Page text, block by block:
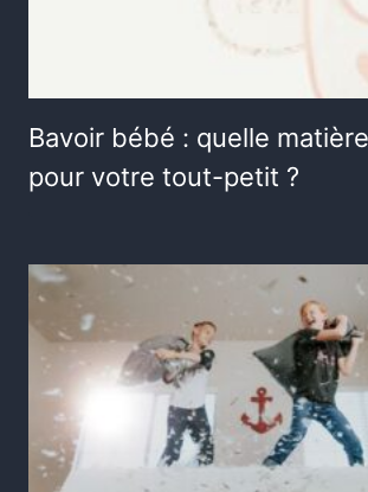
Bavoir bébé : quelle
pour votre tout-petit ?